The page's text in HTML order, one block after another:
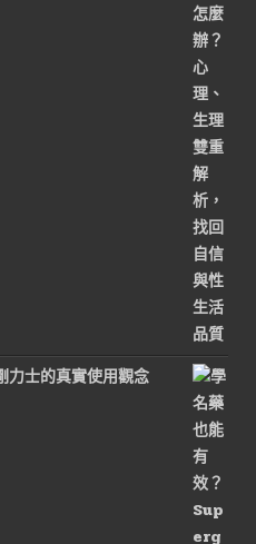
士的真實使用觀念